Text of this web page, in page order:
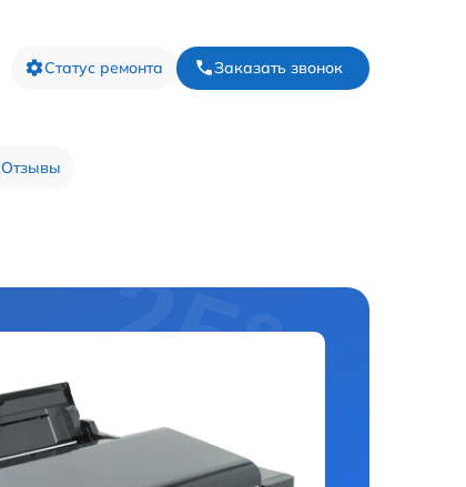
Статус ремонта Заказать звонок
Отзывы